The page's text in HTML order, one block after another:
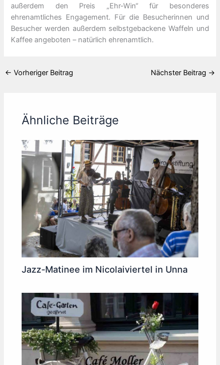
außerdem den Preis „Ehr-Win“ für besonderes
ehrenamtliches Engagement. Für die Besucherinnen und
Besucher werden außerdem selbstgebackene Waffeln und
Kaffee angeboten – natürlich ehrenamtlich.
← Vorheriger Beitrag Nächster Beitrag →
Ähnliche Beiträge
Jazz-Matinee im Nicolaiviertel in Unna